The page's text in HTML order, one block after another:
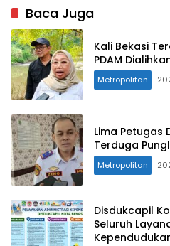
Baca Juga
Kali Bekasi
PDAM
Metropolitan
Lima Petugas
Terduga
Metropolitan
Disdukcapil
Seluruh